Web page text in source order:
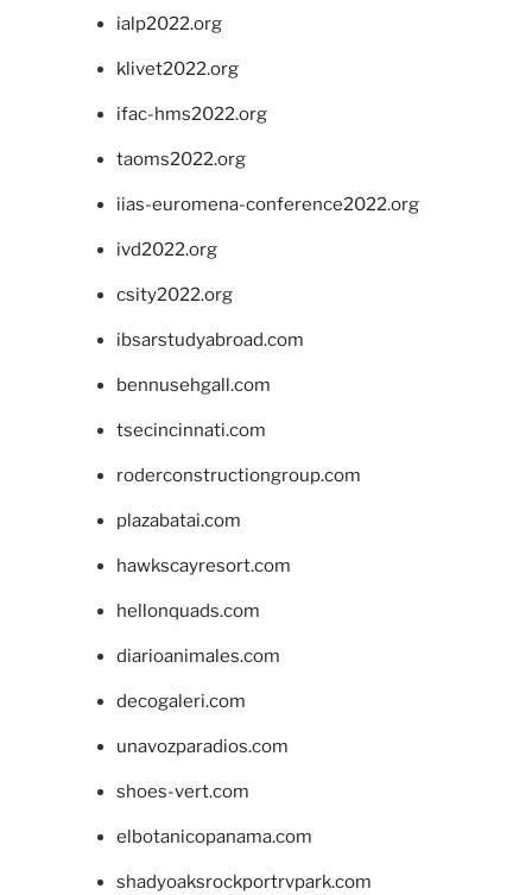
ialp2022.org
klivet2022.org
ifac-hms2022.org
taoms2022.org
iias-euromena-conference2022.org
ivd2022.org
csity2022.org
ibsarstudyabroad.com
bennusehgall.com
tsecincinnati.com
roderconstructiongroup.com
plazabatai.com
hawkscayresort.com
hellonquads.com
diarioanimales.com
decogaleri.com
unavozparadios.com
shoes-vert.com
elbotanicopanama.com
shadyoaksrockportrvpark.com